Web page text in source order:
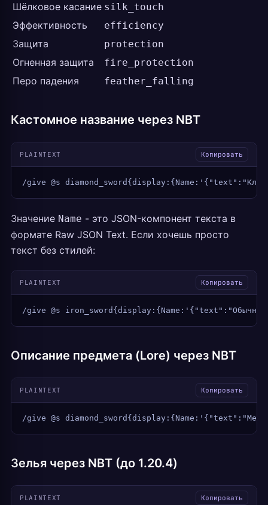
Шёлковое касание silk_touch
Эффективность efficiency
Защита protection
Огненная защита fire_protection
Перо падения feather_falling
Кастомное название через NBT
PLAINTEXT Копировать
/give @s
Значение Name - это JSON-компонент текста в
формате Raw JSON Text. Если хочешь просто
текст без стилей:
PLAINTEXT Копировать
/give @s
Описание предмета (Lore) через NBT
PLAINTEXT Копировать
/give @s
Зелья через NBT (до 1.20.4)
PLAINTEXT Копировать